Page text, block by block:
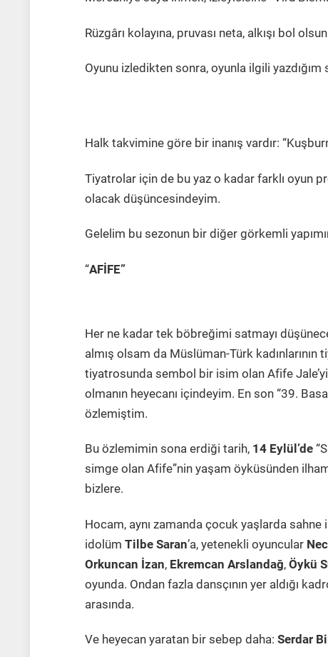
Rüzgârı kolayına, pruvası neta, alkışı bol
Oyunu izledikten sonra, oyunla ilgili yazdığım
Halk takvimine göre bir inanış vardır:
Tiyatrolar için de bu yaz o kadar farklı oyun
olacak düşüncesindeyim.
Gelelim bu sezonun bir diğer görkemli
“AFİFE”
Her ne kadar tek böbreğimi satmayı
almış olsam da Müslüman-Türk
tiyatrosunda sembol bir isim olan Afife
olmanın heyecanı içindeyim. En son “39.
özlemiştim.
Bu özlemimin sona erdiği tarih, 14 Eylül’de
simge olan Afife”nin yaşam öyküsünden
bizlere.
Hocam, aynı zamanda çocuk yaşlarda
idolüm Tilbe Saran’a, yetenekli oyuncular
Orkuncan İzan, Ekremcan Arslandağ, Öykü
oyunda. Ondan fazla dansçının yer aldığı
arasında.
Ve heyecan yaratan bir sebep daha: Serdar